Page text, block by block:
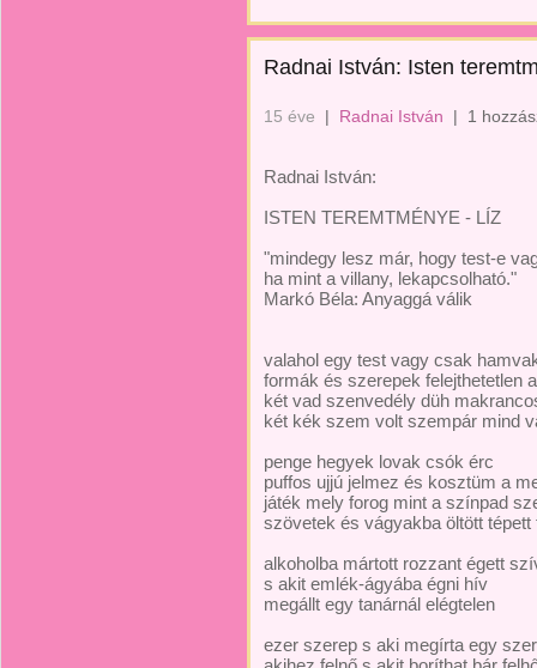
Radnai István: Isten
15 éve | Radnai István | 1
Radnai István:
ISTEN TEREMTMÉNYE - LÍZ
"mindegy lesz már, hogy test-e
ha mint a villany, lekapcsolható."
Markó Béla: Anyaggá válik
valahol egy test vagy csak
formák és szerepek felejthetetlen
két vad szenvedély düh
két kék szem volt szempár mind
penge hegyek lovak csók érc
puffos ujjú jelmez és kosztüm a
játék mely forog mint a színpad
szövetek és vágyakba öltött tépett
alkoholba mártott rozzant égett
s akit emlék-ágyába égni hív
megállt egy tanárnál elégtelen
ezer szerep s aki megírta egy